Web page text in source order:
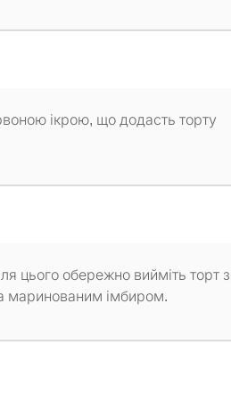
ікрою, що додасть торту
цього обережно вийміть торт з
маринованим імбиром.